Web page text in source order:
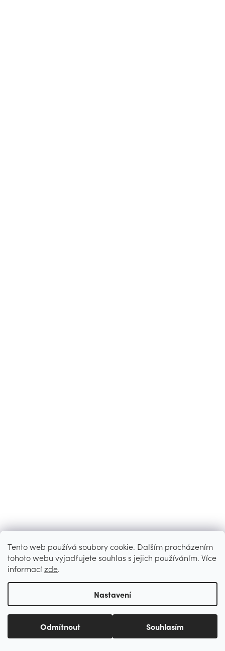
Tento web používá soubory cookie. Dalším procházením
tohoto webu vyjadřujete souhlas s jejich používáním. Více
informacízde.
Nastavení
Odmítnout Souhlasím